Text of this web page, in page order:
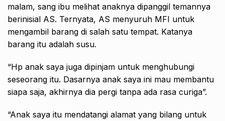
malam, sang ibu melihat anaknya dipanggil temannya
berinisial AS. Ternyata, AS menyuruh MFI untuk
mengambil barang di salah satu tempat. Katanya
barang itu adalah susu.
“Hp anak saya juga dipinjam untuk menghubungi
seseorang itu. Dasarnya anak saya ini mau membantu
siapa saja, akhirnya dia pergi tanpa ada rasa curiga”.
“Anak saya itu mendatangi alamat yang bilang untuk